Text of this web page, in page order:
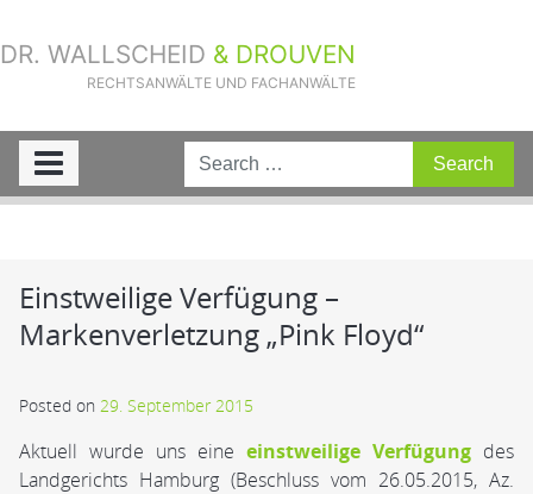
DR. WALLSCHEID & DROUVEN
RECHTSANWÄLTE UND FACHANWÄLTE
Sie sind hier: Aktuelle Fälle»
Einstweilige Verfügung –
Markenverletzung „Pink Floyd“
Einstweilige Verfügung –
Markenverletzung „Pink Floyd“
Posted on 29. September 2015
Aktuell wurde uns eine einstweilige Verfügung des
Landgerichts Hamburg (Beschluss vom 26.05.2015, Az.